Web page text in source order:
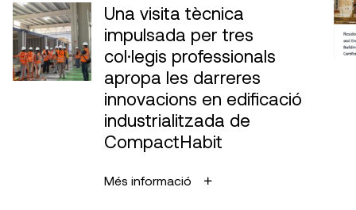
Una visita tècnica
impulsada per tres
col·legis professionals
apropa les darreres
innovacions en edificació
industrialitzada de
CompactHabit
Més informació